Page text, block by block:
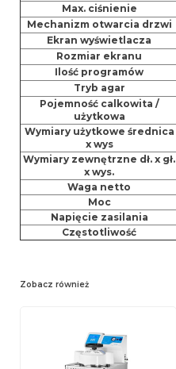
Max. ciśnienie
Mechanizm otwarcia drzwi
Ekran wyświetlacza
Rozmiar ekranu
Ilość programów
Tryb agar
Pojemność calkowita /
użytkowa
Wymiary użytkowe średnica
x wys
Wymiary zewnętrzne dł. x gł.
x wys.
Waga netto
Moc
Napięcie zasilania
Częstotliwość
Zobacz również